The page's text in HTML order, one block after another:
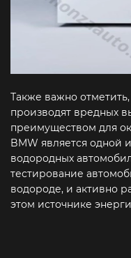
Также важно
производят вредных
преимуществом для
BMW является одной
водородных
тестирование
водороде, и активно
этом источнике